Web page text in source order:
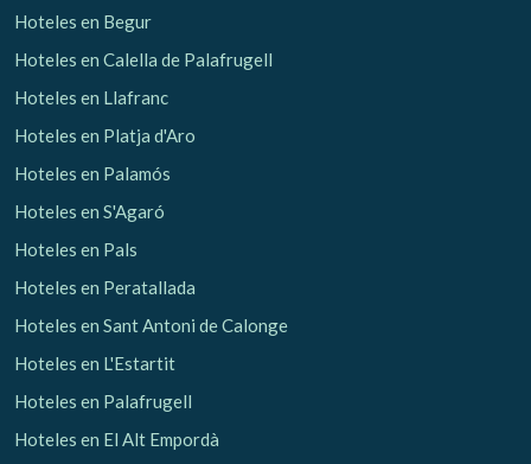
Hoteles en Begur
Hoteles en Calella de Palafrugell
Hoteles en Llafranc
Hoteles en Platja d'Aro
Hoteles en Palamós
Hoteles en S'Agaró
Hoteles en Pals
Hoteles en Peratallada
Hoteles en Sant Antoni de Calonge
Hoteles en L'Estartit
Hoteles en Palafrugell
Hoteles en El Alt Empordà